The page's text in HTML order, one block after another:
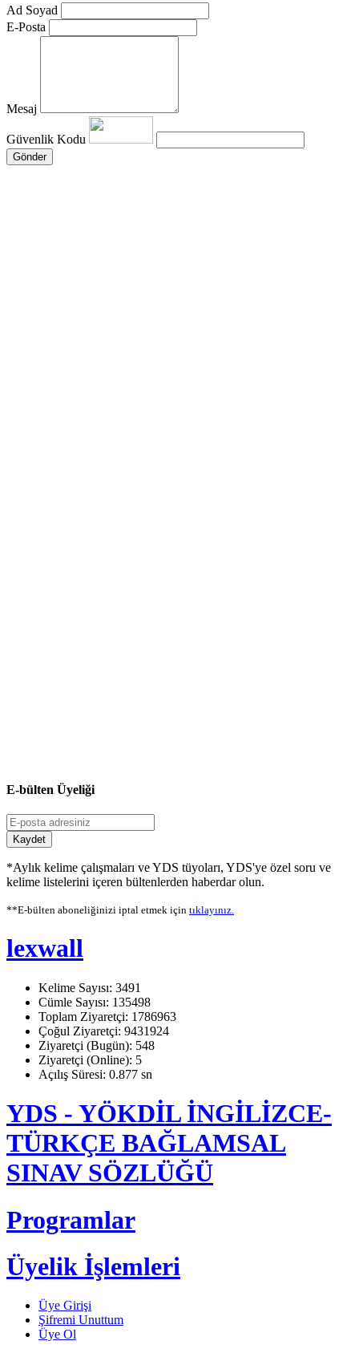
Ad Soyad
E-Posta
Mesaj
Güvenlik Kodu
Gönder
E-bülten Üyeliği
Kaydet
*Aylık kelime çalışmaları ve YDS tüyoları, YDS'ye özel soru ve
kelime listelerini içeren bültenlerden haberdar olun.
**E-bülten aboneliğinizi iptal etmek için tıklayınız.
lexwall
Kelime Sayısı: 3491
Cümle Sayısı: 135498
Toplam Ziyaretçi: 1786963
Çoğul Ziyaretçi: 9431924
Ziyaretçi (Bugün): 548
Ziyaretçi (Online): 5
Açılış Süresi: 0.877 sn
YDS - YÖKDİL İNGİLİZCE-
TÜRKÇE BAĞLAMSAL
SINAV SÖZLÜĞÜ
Programlar
Üyelik İşlemleri
Üye Girişi
Şifremi Unuttum
Üye Ol